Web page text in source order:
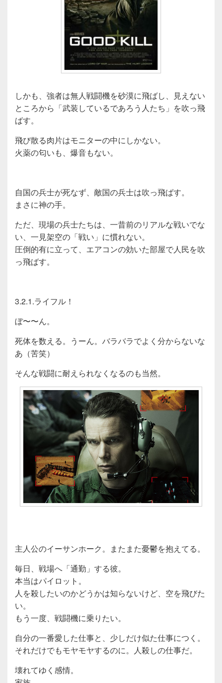
しかも、強者は無人戦闘機を砂漠に飛ばし、見えない
ところから「武装しているであろう人たち」を吹っ飛
ばす。
飛び散る肉片はモニターの中にしかない。
火薬の匂いも、爆音もない。
自国の兵士が死なず、敵国の兵士は吹っ飛ばす。
まさに神の手。
ただ、現場の兵士たちは、一昔前のリアルな戦いでな
い、一見架空の「戦い」に慣れない。
圧倒的有に立って、エアコンの効いた部屋で人民を吹
っ飛ばす。
3.2.1.ライフル！
ぼ〜〜ん。
死体を数える。うーん。バラバラでよく分からないな
あ（苦笑）
そんな戦闘に耐えられなくなるのも当然。
主人公のイーサンホーク。またまた憂鬱を抱えてる。
毎日、戦場へ「通勤」する彼。
本当はパイロット。
人を殺したいのかどうかは知らないけど、空を飛びた
い。
もう一度、戦闘機に乗りたい。
自分の一番愛した仕事と、少しだけ似た仕事につく。
それだけでもモヤモヤするのに。人殺しの仕事だ。
壊れてゆく感情。